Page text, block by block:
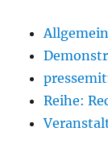
Allgemein
Reihe: